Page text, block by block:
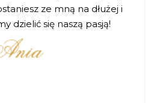
ze mną na dłużej i
dzielić się naszą pasją!